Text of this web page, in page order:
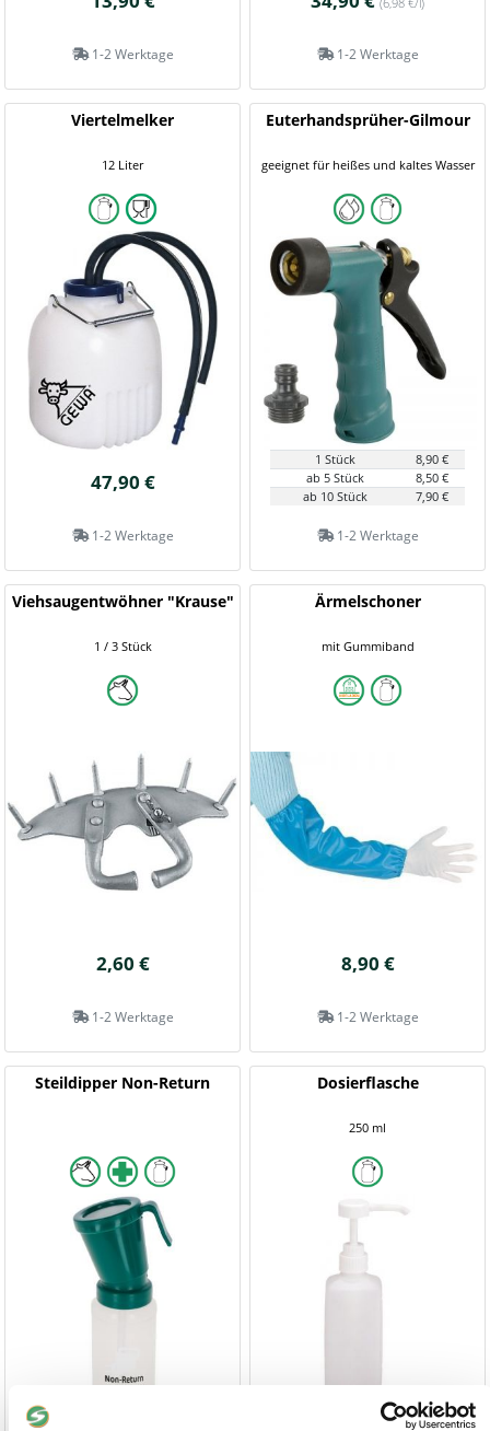
1-2 Werktage 1-2 Werktage
Viertelmelker
12 Liter
47,90 €
1-2 Werktage
Euterhandsprüher-Gilmour
geeignet für heißes und kaltes Wasser
1 Stück
8,90 €
ab 5 Stück
8,50 €
ab 10 Stück
7,90 €
1-2 Werktage
Viehsaugentwöhner "Krause"
1 / 3 Stück
2,60 €
1-2 Werktage
Ärmelschoner
mit Gummiband
8,90 €
1-2 Werktage
Steildipper Non-Return Dosierflasche
250 ml